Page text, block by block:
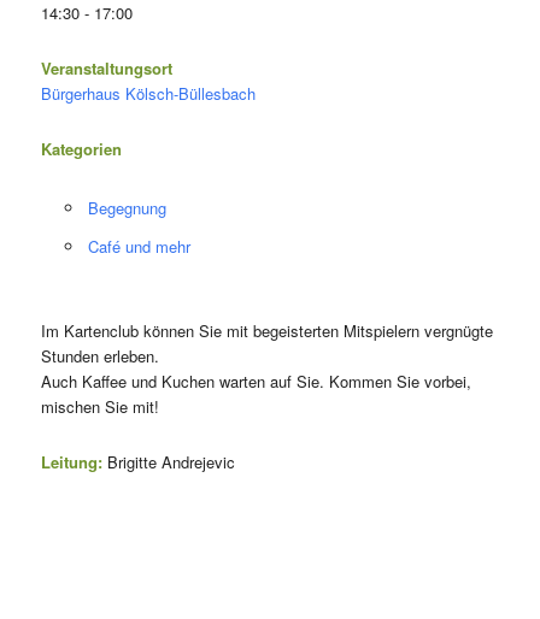
14:30 - 17:00
Veranstaltungsort
Bürgerhaus Kölsch-Büllesbach
Kategorien
Begegnung
Café und mehr
Im Kartenclub können Sie mit begeisterten Mitspielern vergnügte
Stunden erleben.
Auch Kaffee und Kuchen warten auf Sie. Kommen Sie vorbei,
mischen Sie mit!
Leitung:Brigitte Andrejevic